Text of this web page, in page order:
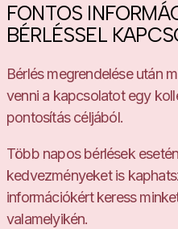
FONTOS
BÉRLÉSSEL
Bérlés megrendelése után
venni a kapcsolatot egy
pontosítás céljából.
Több napos bérlések
kedvezményeket is
információkért keress
valamelyikén.